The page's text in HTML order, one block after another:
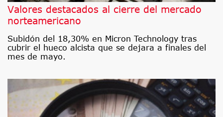
Valores destacados al cierre del mercado
norteamericano
Subidón del 18,30% en Micron Technology tras
cubrir el hueco alcista que se dejara a finales del
mes de mayo.